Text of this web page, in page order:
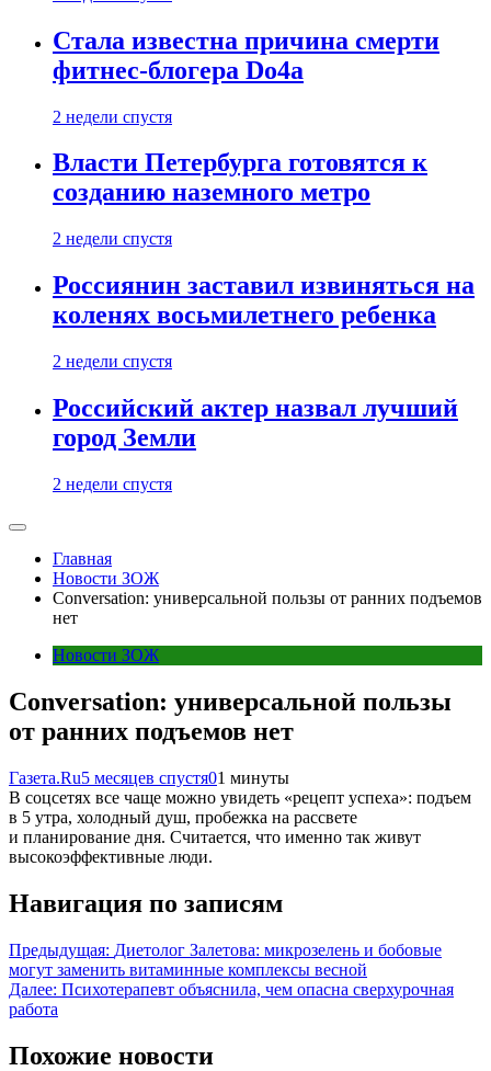
Стала известна причина смерти
фитнес-блогера Do4а
2 недели спустя
Власти Петербурга готовятся к
созданию наземного метро
2 недели спустя
Россиянин заставил извиняться на
коленях восьмилетнего ребенка
2 недели спустя
Российский актер назвал лучший
город Земли
2 недели спустя
Главная
Новости ЗОЖ
Conversation: универсальной пользы от ранних подъемов
нет
Новости ЗОЖ
Conversation: универсальной пользы
от ранних подъемов нет
Газета.Ru5 месяцев спустя01 минуты
В соцсетях все чаще можно увидеть «рецепт успеха»: подъем
в 5 утра, холодный душ, пробежка на рассвете
и планирование дня. Считается, что именно так живут
высокоэффективные люди.
Навигация по записям
Предыдущая: Диетолог Залетова: микрозелень и бобовые
могут заменить витаминные комплексы весной
Далее: Психотерапевт объяснила, чем опасна сверхурочная
работа
Похожие новости